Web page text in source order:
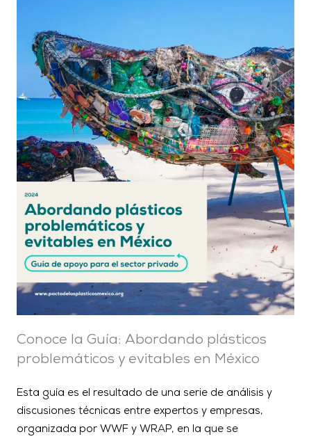
Conoce la Guía: Abordando plásticos
problemáticos y evitables en México
Esta guía es el resultado de una serie de análisis y
discusiones técnicas entre expertos y empresas,
organizada por WWF y WRAP, en la que se